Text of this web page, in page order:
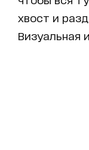
хвост и
Визуальная